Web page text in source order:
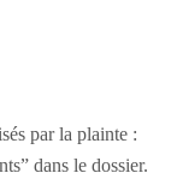
par la plainte :
dans le dossier.